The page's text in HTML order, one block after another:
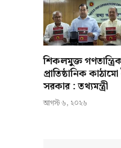
শিকলমুক্ত
প্রাতিষ্ঠানিক
সরকার : তথ্যমন্ত্রী
আগস্ট ৬, ২০২৬